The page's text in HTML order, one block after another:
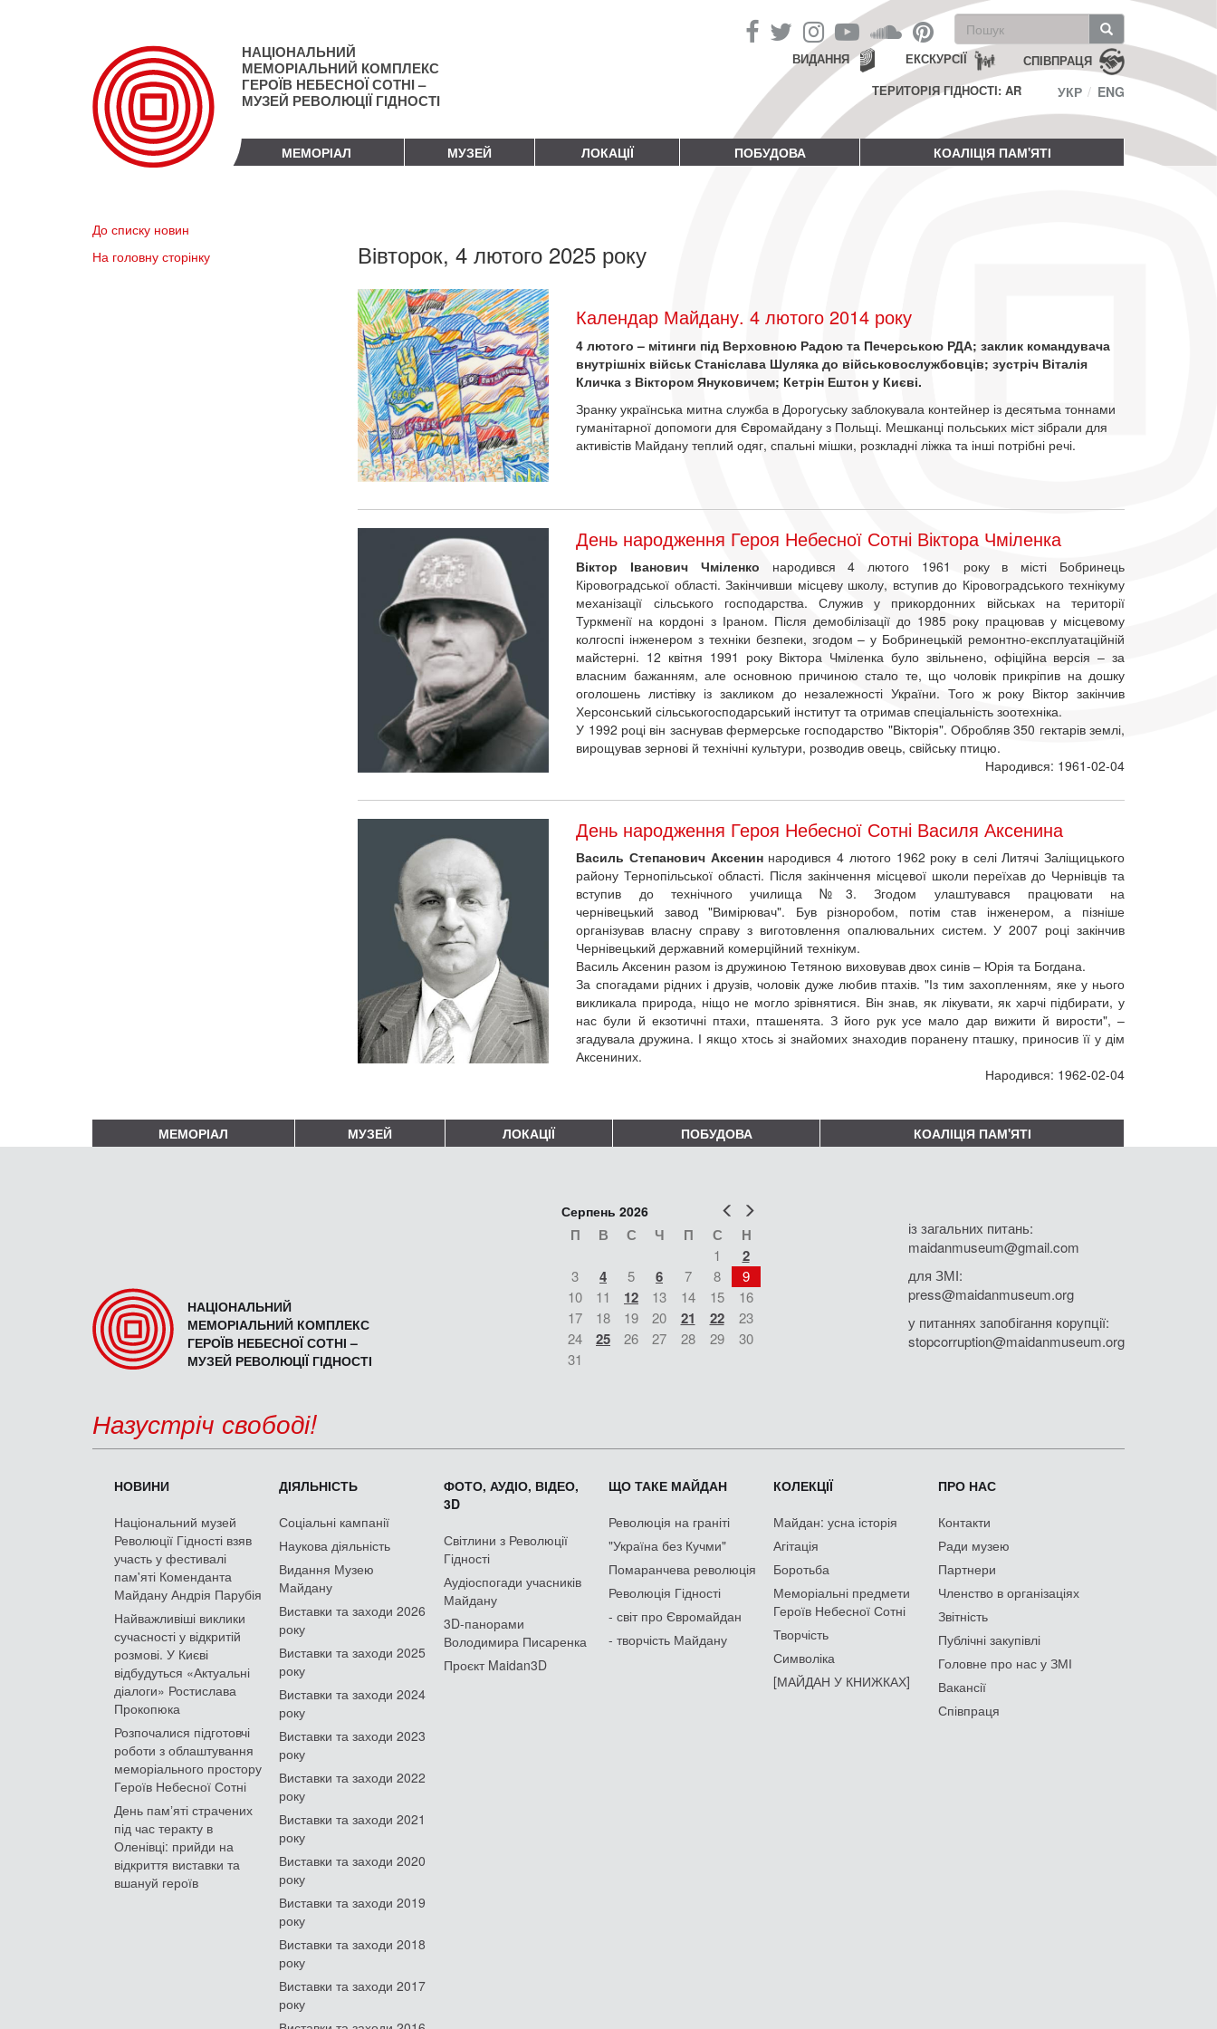
НАЦІОНАЛЬНИЙ
МЕМОРІАЛЬНИЙ КОМПЛЕКС
ГЕРОЇВ НЕБЕСНОЇ СОТНІ –
МУЗЕЙ РЕВОЛЮЦІЇ ГІДНОСТІ
Пошукова
форма
Пошук СПІВПРАЦЯ
ЕКСКУРСІЇ
ВИДАННЯ
ТЕРИТОРІЯ ГІДНОСТІ: AR
УКР ENG
МЕМОРІАЛ МУЗЕЙ ЛОКАЦІЇ ПОБУДОВА КОАЛІЦІЯ ПАМ'ЯТІ
До списку новин
На головну сторінку
Вівторок, 4 лютого 2025 року
Календар Майдану. 4 лютого 2014 року
4 лютого – мітинги під Верховною Радою та Печерською РДА; заклик командувача
внутрішніх військ Станіслава Шуляка до військовослужбовців; зустріч Віталія
Кличка з Віктором Януковичем; Кетрін Ештон у Києві.
Зранку українська митна служба в Дорогуську заблокувала контейнер із десятьма тоннами
гуманітарної допомоги для Євромайдану з Польщі. Мешканці польських міст зібрали для
активістів Майдану теплий одяг, спальні мішки, розкладні ліжка та інші потрібні речі.
День народження Героя Небесної Сотні Віктора Чміленка
Віктор Іванович Чміленко народився 4 лютого 1961 року в місті Бобринець
Кіровоградської області. Закінчивши місцеву школу, вступив до Кіровоградського технікуму
механізації сільського господарства. Служив у прикордонних військах на території
Туркменії на кордоні з Іраном. Після демобілізації до 1985 року працював у місцевому
колгоспі інженером з техніки безпеки, згодом – у Бобринецькій ремонтно-експлуатаційній
майстерні. 12 квітня 1991 року Віктора Чміленка було звільнено, офіційна версія – за
власним бажанням, але основною причиною стало те, що чоловік прикріпив на дошку
оголошень листівку із закликом до незалежності України. Того ж року Віктор закінчив
Херсонський сільськогосподарський інститут та отримав спеціальність зоотехніка.
У 1992 році він заснував фермерське господарство "Вікторія". Обробляв 350 гектарів землі,
вирощував зернові й технічні культури, розводив овець, свійську птицю.
Народився: 1961-02-04
День народження Героя Небесної Сотні Василя Аксенина
Василь Степанович Аксениннародився 4 лютого 1962 року в селі Литячі Заліщицького
району Тернопільської області. Після закінчення місцевої школи переїхав до Чернівців та
вступив до технічного училища №3. Згодом улаштувався працювати на
чернівецький завод "Вимірювач". Був різноробом, потім став інженером, а пізніше
організував власну справу з виготовлення опалювальних систем. У 2007 році закінчив
Чернівецький державний комерційний технікум.
Василь Аксенин разом із дружиною Тетяною виховував двох синів – Юрія та Богдана.
За спогадами рідних і друзів, чоловік дуже любив птахів. "Із тим захопленням, яке у нього
викликала природа, ніщо не могло зрівнятися. Він знав, як лікувати, як харчі підбирати, у
нас були й екзотичні птахи, пташенята. З його рук усе мало дар вижити й вирости", –
згадувала дружина. І якщо хтось зі знайомих знаходив поранену пташку, приносив її у дім
Аксениних.
Народився: 1962-02-04
МЕМОРІАЛ МУЗЕЙ ЛОКАЦІЇ ПОБУДОВА КОАЛІЦІЯ ПАМ'ЯТІ
НАЦІОНАЛЬНИЙ
МЕМОРІАЛЬНИЙ КОМПЛЕКС
ГЕРОЇВ НЕБЕСНОЇ СОТНІ –
МУЗЕЙ РЕВОЛЮЦІЇ ГІДНОСТІ
Попер
Серпень 2026
П В С Ч П С Н
1 2
3 4 5 6 7 8
9
10
11 12 13 14 15
16
17
18 19 20 21 22
23
24
25 26 27 28 29
30
31
із загальних питань:
maidanmuseum@gmail.com
для ЗМІ:
press@maidanmuseum.org
у питаннях запобігання корупції:
stopcorruption@maidanmuseum.org
Назустріч свободі!
НОВИНИ
Національний музей
Революції Гідності взяв
участь у фестивалі
пам'яті Коменданта
Майдану Андрія Парубія
Найважливіші виклики
сучасності у відкритій
розмові. У Києві
відбудуться «Актуальні
діалоги» Ростислава
Прокопюка
Розпочалися підготовчі
роботи з облаштування
меморіального простору
Героїв Небесної Сотні
День памʼяті страчених
під час теракту в
Оленівці: прийди на
відкриття виставки та
вшануй героїв
ДІЯЛЬНІСТЬ
Соціальні кампанії
Наукова діяльність
Видання Музею
Майдану
Виставки та заходи 2026
року
Виставки та заходи 2025
року
Виставки та заходи 2024
року
Виставки та заходи 2023
року
Виставки та заходи 2022
року
Виставки та заходи 2021
року
Виставки та заходи 2020
року
Виставки та заходи 2019
року
Виставки та заходи 2018
року
Виставки та заходи 2017
року
ФОТО, АУДІО, ВІДЕО,
3D
Світлини з Революції
Гідності
Аудіоспогади учасників
Майдану
3D-панорами
Володимира Писаренка
Проєкт Maidan3D
ЩО ТАКЕ МАЙДАН
Революція на граніті
"Україна без Кучми"
Помаранчева революція
Революція Гідності
- світ про Євромайдан
- творчість Майдану
КОЛЕКЦІЇ
Майдан: усна історія
Агітація
Боротьба
Меморіальні предмети
Героїв Небесної Сотні
Творчість
Символіка
[МАЙДАН У КНИЖКАХ]
ПРО НАС
Контакти
Ради музею
Партнери
Членство в організаціях
Звітність
Публічні закупівлі
Головне про нас у ЗМІ
Вакансії
Співпраця